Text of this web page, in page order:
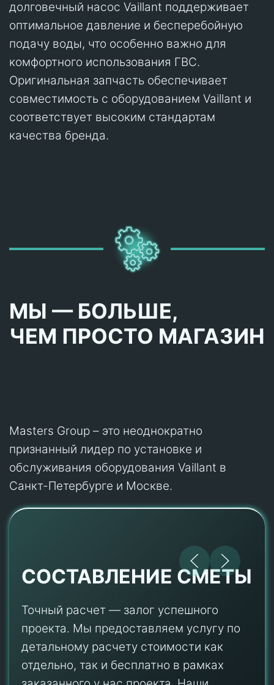
долговечный насос Vaillant поддерживает
оптимальное давление и бесперебойную
подачу воды, что особенно важно для
комфортного использования ГВС.
Оригинальная запчасть обеспечивает
совместимость с оборудованием Vaillant и
соответствует высоким стандартам
качества бренда.
МЫ — БОЛЬШЕ,
ЧЕМ ПРОСТО МАГАЗИН
Masters Group – это неоднократно
признанный лидер по установке и
обслуживания оборудования Vaillant в
Санкт-Петербурге и Москве.
СОСТАВЛЕНИЕ СМЕТЫ
Точный расчет — залог успешного
проекта. Мы предоставляем услугу по
детальному расчету стоимости как
отдельно, так и бесплатно в рамках